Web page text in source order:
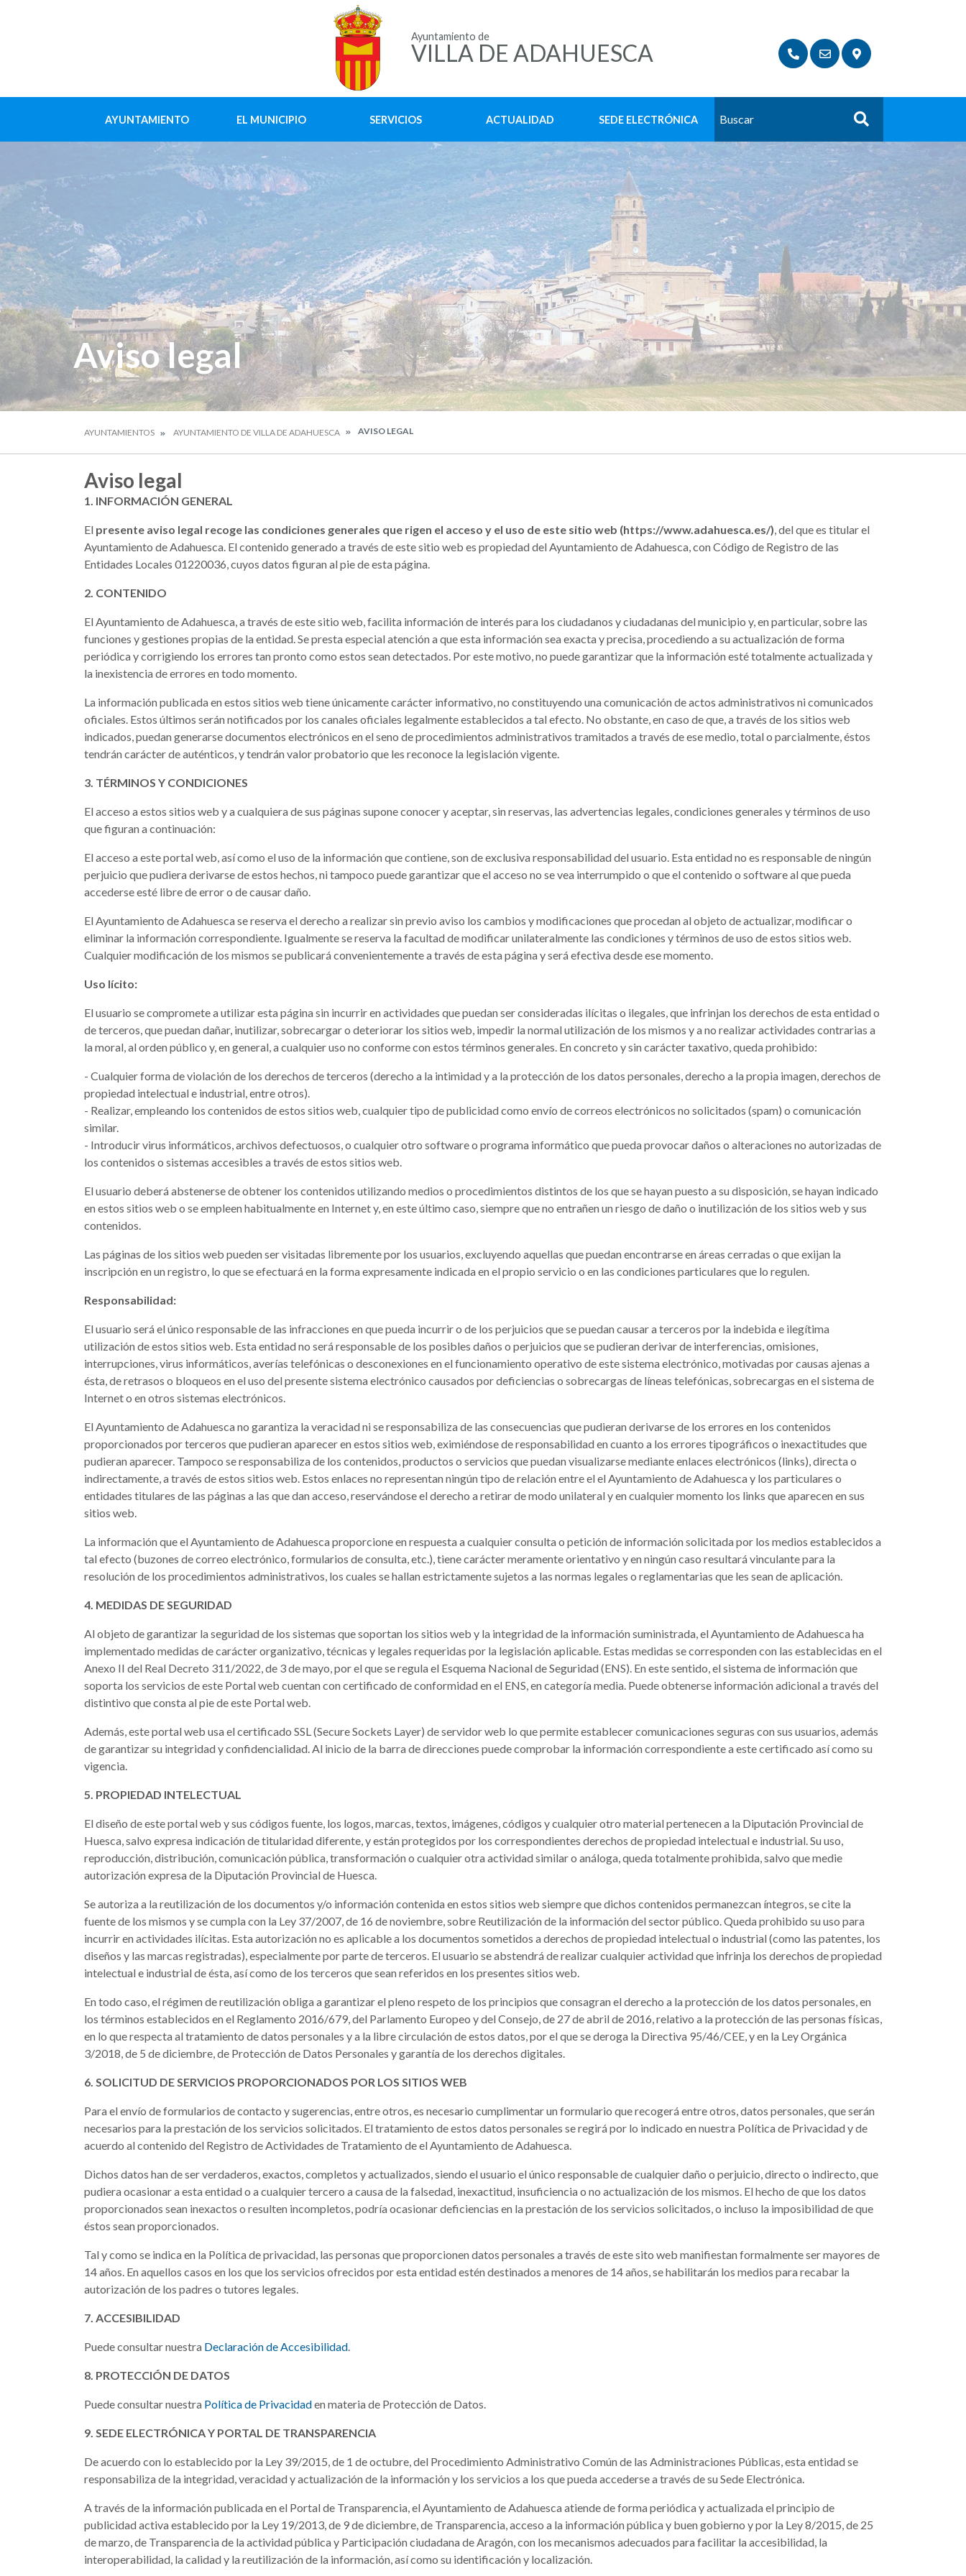
Ayuntamiento de
VILLA DE ADAHUESCA
AYUNTAMIENTO EL MUNICIPIO SERVICIOS ACTUALIDAD SEDE ELECTRÓNICA Buscar
Aviso legal
AYUNTAMIENTOS AYUNTAMIENTO DE VILLA DE ADAHUESCA AVISO LEGAL
Aviso legal
1. INFORMACIÓN GENERAL
El presente aviso legal recoge las condiciones generales que rigen el acceso y el uso de este sitio web (https://www.adahuesca.es/), del que es titular el
Ayuntamiento de Adahuesca. El contenido generado a través de este sitio web es propiedad del Ayuntamiento de Adahuesca, con Código de Registro de las
Entidades Locales 01220036, cuyos datos figuran al pie de esta página.
2. CONTENIDO
El Ayuntamiento de Adahuesca, a través de este sitio web, facilita información de interés para los ciudadanos y ciudadanas del municipio y, en particular, sobre las
funciones y gestiones propias de la entidad. Se presta especial atención a que esta información sea exacta y precisa, procediendo a su actualización de forma
periódica y corrigiendo los errores tan pronto como estos sean detectados. Por este motivo, no puede garantizar que la información esté totalmente actualizada y
la inexistencia de errores en todo momento.
La información publicada en estos sitios web tiene únicamente carácter informativo, no constituyendo una comunicación de actos administrativos ni comunicados
oficiales. Estos últimos serán notificados por los canales oficiales legalmente establecidos a tal efecto. No obstante, en caso de que, a través de los sitios web
indicados, puedan generarse documentos electrónicos en el seno de procedimientos administrativos tramitados a través de ese medio, total o parcialmente, éstos
tendrán carácter de auténticos, y tendrán valor probatorio que les reconoce la legislación vigente.
3. TÉRMINOS Y CONDICIONES
El acceso a estos sitios web y a cualquiera de sus páginas supone conocer y aceptar, sin reservas, las advertencias legales, condiciones generales y términos de uso
que figuran a continuación:
El acceso a este portal web, así como el uso de la información que contiene, son de exclusiva responsabilidad del usuario. Esta entidad no es responsable de ningún
perjuicio que pudiera derivarse de estos hechos, ni tampoco puede garantizar que el acceso no se vea interrumpido o que el contenido o software al que pueda
accederse esté libre de error o de causar daño.
El Ayuntamiento de Adahuesca se reserva el derecho a realizar sin previo aviso los cambios y modificaciones que procedan al objeto de actualizar, modificar o
eliminar la información correspondiente. Igualmente se reserva la facultad de modificar unilateralmente las condiciones y términos de uso de estos sitios web.
Cualquier modificación de los mismos se publicará convenientemente a través de esta página y será efectiva desde ese momento.
Uso lícito:
El usuario se compromete a utilizar esta página sin incurrir en actividades que puedan ser consideradas ilícitas o ilegales, que infrinjan los derechos de esta entidad o
de terceros, que puedan dañar, inutilizar, sobrecargar o deteriorar los sitios web, impedir la normal utilización de los mismos y a no realizar actividades contrarias a
la moral, al orden público y, en general, a cualquier uso no conforme con estos términos generales. En concreto y sin carácter taxativo, queda prohibido:
- Cualquier forma de violación de los derechos de terceros (derecho a la intimidad y a la protección de los datos personales, derecho a la propia imagen, derechos de
propiedad intelectual e industrial, entre otros).
- Realizar, empleando los contenidos de estos sitios web, cualquier tipo de publicidad como envío de correos electrónicos no solicitados (spam) o comunicación
similar.
- Introducir virus informáticos, archivos defectuosos, o cualquier otro software o programa informático que pueda provocar daños o alteraciones no autorizadas de
los contenidos o sistemas accesibles a través de estos sitios web.
El usuario deberá abstenerse de obtener los contenidos utilizando medios o procedimientos distintos de los que se hayan puesto a su disposición, se hayan indicado
en estos sitios web o se empleen habitualmente en Internet y, en este último caso, siempre que no entrañen un riesgo de daño o inutilización de los sitios web y sus
contenidos.
Las páginas de los sitios web pueden ser visitadas libremente por los usuarios, excluyendo aquellas que puedan encontrarse en áreas cerradas o que exijan la
inscripción en un registro, lo que se efectuará en la forma expresamente indicada en el propio servicio o en las condiciones particulares que lo regulen.
Responsabilidad:
El usuario será el único responsable de las infracciones en que pueda incurrir o de los perjuicios que se puedan causar a terceros por la indebida e ilegítima
utilización de estos sitios web. Esta entidad no será responsable de los posibles daños o perjuicios que se pudieran derivar de interferencias, omisiones,
interrupciones, virus informáticos, averías telefónicas o desconexiones en el funcionamiento operativo de este sistema electrónico, motivadas por causas ajenas a
ésta, de retrasos o bloqueos en el uso del presente sistema electrónico causados por deficiencias o sobrecargas de líneas telefónicas, sobrecargas en el sistema de
Internet o en otros sistemas electrónicos.
El Ayuntamiento de Adahuesca no garantiza la veracidad ni se responsabiliza de las consecuencias que pudieran derivarse de los errores en los contenidos
proporcionados por terceros que pudieran aparecer en estos sitios web, eximiéndose de responsabilidad en cuanto a los errores tipográficos o inexactitudes que
pudieran aparecer. Tampoco se responsabiliza de los contenidos, productos o servicios que puedan visualizarse mediante enlaces electrónicos (links), directa o
indirectamente, a través de estos sitios web. Estos enlaces no representan ningún tipo de relación entre el el Ayuntamiento de Adahuesca y los particulares o
entidades titulares de las páginas a las que dan acceso, reservándose el derecho a retirar de modo unilateral y en cualquier momento los links que aparecen en sus
sitios web.
La información que el Ayuntamiento de Adahuesca proporcione en respuesta a cualquier consulta o petición de información solicitada por los medios establecidos a
tal efecto (buzones de correo electrónico, formularios de consulta, etc.), tiene carácter meramente orientativo y en ningún caso resultará vinculante para la
resolución de los procedimientos administrativos, los cuales se hallan estrictamente sujetos a las normas legales o reglamentarias que les sean de aplicación.
4. MEDIDAS DE SEGURIDAD
Al objeto de garantizar la seguridad de los sistemas que soportan los sitios web y la integridad de la información suministrada, el Ayuntamiento de Adahuesca ha
implementado medidas de carácter organizativo, técnicas y legales requeridas por la legislación aplicable. Estas medidas se corresponden con las establecidas en el
Anexo II del Real Decreto 311/2022, de 3 de mayo, por el que se regula el Esquema Nacional de Seguridad (ENS). En este sentido, el sistema de información que
soporta los servicios de este Portal web cuentan con certificado de conformidad en el ENS, en categoría media. Puede obtenerse información adicional a través del
distintivo que consta al pie de este Portal web.
Además, este portal web usa el certificado SSL (Secure Sockets Layer) de servidor web lo que permite establecer comunicaciones seguras con sus usuarios, además
de garantizar su integridad y confidencialidad. Al inicio de la barra de direcciones puede comprobar la información correspondiente a este certificado así como su
vigencia.
5. PROPIEDAD INTELECTUAL
El diseño de este portal web y sus códigos fuente, los logos, marcas, textos, imágenes, códigos y cualquier otro material pertenecen a la Diputación Provincial de
Huesca, salvo expresa indicación de titularidad diferente, y están protegidos por los correspondientes derechos de propiedad intelectual e industrial. Su uso,
reproducción, distribución, comunicación pública, transformación o cualquier otra actividad similar o análoga, queda totalmente prohibida, salvo que medie
autorización expresa de la Diputación Provincial de Huesca.
Se autoriza a la reutilización de los documentos y/o información contenida en estos sitios web siempre que dichos contenidos permanezcan íntegros, se cite la
fuente de los mismos y se cumpla con la Ley 37/2007, de 16 de noviembre, sobre Reutilización de la información del sector público. Queda prohibido su uso para
incurrir en actividades ilícitas. Esta autorización no es aplicable a los documentos sometidos a derechos de propiedad intelectual o industrial (como las patentes, los
diseños y las marcas registradas), especialmente por parte de terceros. El usuario se abstendrá de realizar cualquier actividad que infrinja los derechos de propiedad
intelectual e industrial de ésta, así como de los terceros que sean referidos en los presentes sitios web.
En todo caso, el régimen de reutilización obliga a garantizar el pleno respeto de los principios que consagran el derecho a la protección de los datos personales, en
los términos establecidos en el Reglamento 2016/679, del Parlamento Europeo y del Consejo, de 27 de abril de 2016, relativo a la protección de las personas físicas,
en lo que respecta al tratamiento de datos personales y a la libre circulación de estos datos, por el que se deroga la Directiva 95/46/CEE, y en la Ley Orgánica
3/2018, de 5 de diciembre, de Protección de Datos Personales y garantía de los derechos digitales.
6. SOLICITUD DE SERVICIOS PROPORCIONADOS POR LOS SITIOS WEB
Para el envío de formularios de contacto y sugerencias, entre otros, es necesario cumplimentar un formulario que recogerá entre otros, datos personales, que serán
necesarios para la prestación de los servicios solicitados. El tratamiento de estos datos personales se regirá por lo indicado en nuestra Política de Privacidad y de
acuerdo al contenido del Registro de Actividades de Tratamiento de el Ayuntamiento de Adahuesca.
Dichos datos han de ser verdaderos, exactos, completos y actualizados, siendo el usuario el único responsable de cualquier daño o perjuicio, directo o indirecto, que
pudiera ocasionar a esta entidad o a cualquier tercero a causa de la falsedad, inexactitud, insuficiencia o no actualización de los mismos. El hecho de que los datos
proporcionados sean inexactos o resulten incompletos, podría ocasionar deficiencias en la prestación de los servicios solicitados, o incluso la imposibilidad de que
éstos sean proporcionados.
Tal y como se indica en la Política de privacidad, las personas que proporcionen datos personales a través de este sito web manifiestan formalmente ser mayores de
14 años. En aquellos casos en los que los servicios ofrecidos por esta entidad estén destinados a menores de 14 años, se habilitarán los medios para recabar la
autorización de los padres o tutores legales.
7. ACCESIBILIDAD
Puede consultar nuestra Declaración de Accesibilidad.
8. PROTECCIÓN DE DATOS
Puede consultar nuestra Política de Privacidaden materia de Protección de Datos.
9. SEDE ELECTRÓNICA Y PORTAL DE TRANSPARENCIA
De acuerdo con lo establecido por la Ley 39/2015, de 1 de octubre, del Procedimiento Administrativo Común de las Administraciones Públicas, esta entidad se
responsabiliza de la integridad, veracidad y actualización de la información y los servicios a los que pueda accederse a través de su Sede Electrónica.
A través de la información publicada en el Portal de Transparencia, el Ayuntamiento de Adahuesca atiende de forma periódica y actualizada el principio de
publicidad activa establecido por la Ley 19/2013, de 9 de diciembre, de Transparencia, acceso a la información pública y buen gobierno y por la Ley 8/2015, de 25
de marzo, de Transparencia de la actividad pública y Participación ciudadana de Aragón, con los mecanismos adecuados para facilitar la accesibilidad, la
interoperabilidad, la calidad y la reutilización de la información, así como su identificación y localización.